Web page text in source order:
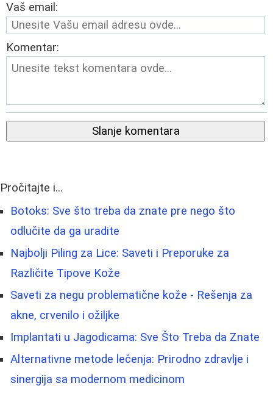
Vaš email:
Komentar:
Slanje komentara
Pročitajte i...
Botoks: Sve što treba da znate pre nego što
odlučite da ga uradite
Najbolji Piling za Lice: Saveti i Preporuke za
Različite Tipove Kože
Saveti za negu problematične kože - Rešenja za
akne, crvenilo i ožiljke
Implantati u Jagodicama: Sve Što Treba da Znate
Alternativne metode lečenja: Prirodno zdravlje i
sinergija sa modernom medicinom